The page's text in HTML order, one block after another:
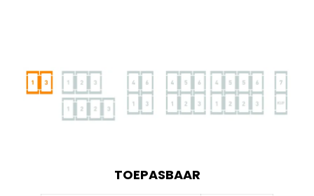
TOEPASBAAR